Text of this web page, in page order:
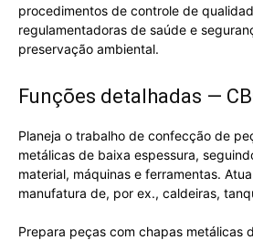
procedimentos de controle de
regulamentadoras de saúde e
preservação ambiental.
Funções detalhadas —
Planeja o trabalho de confecção de
metálicas de baixa espessura,
material, máquinas e ferramentas.
manufatura de, por ex., caldeiras,
Prepara peças com chapas metálicas